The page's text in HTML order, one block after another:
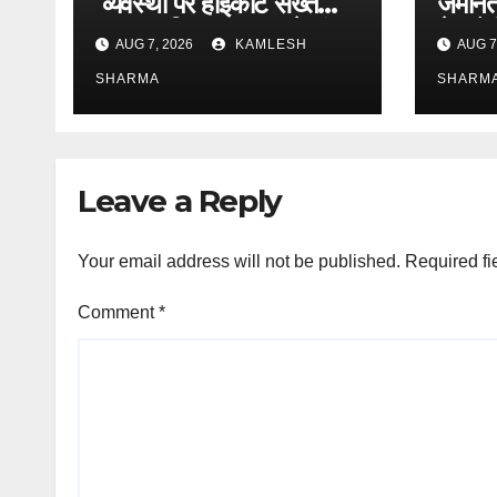
0 नगर निगम आयुक्त से मांगा
नया शपथपत्र
AUG 7, 2026 KAMLESH
SHARMA
ने AUG
Leave a Reply
Your email address will not be published. Required
Comment*